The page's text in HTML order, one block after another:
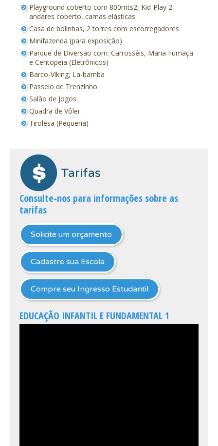
Playground coberto com 800mts2, Kid-Play 2
andares coberto, camas elásticas
Casa de bolinhas, 2 torres com escorregadores
Minifazenda (para exposição)
Parque de Diversão com: Carrosséis, Maria Fumaça
e Centopeia (Eletrônicos)
Barco-Viking, La-bamba
Passeio de Trenzinho
Salão de Jogos
Quadra de Vôlei
Tirolesa (Pequena)
Tarifas
Consulte-nos para informações sobre as
tarifas
Solicite um orçamento
Cadastre sua Escola
Compre seu Ingresso Estudantil
EDUCAÇÃO INFANTIL E FUNDAMENTAL 1